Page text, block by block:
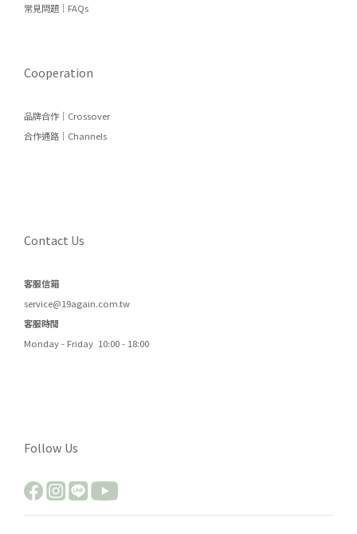
常見問題｜FAQs
Cooperation
品牌合作｜Crossover
合作通路｜Channels
Contact Us
客服信箱
service@19again.com.tw
客服時間
Monday - Friday 10:00 - 18:00
Follow Us